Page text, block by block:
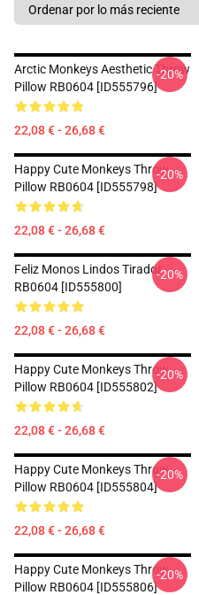
Arctic Monkeys Aesthetic Throw
Pillow RB0604 [ID555796]
22,08 € - 26,68 €
-20%
Happy Cute Monkeys Throw
Pillow RB0604 [ID555798]
22,08 € - 26,68 €
-20%
Feliz Monos Lindos Tirador
RB0604 [ID555800]
22,08 € - 26,68 €
-20%
Happy Cute Monkeys Throw
Pillow RB0604 [ID555802]
22,08 € - 26,68 €
-20%
Happy Cute Monkeys Throw
Pillow RB0604 [ID555804]
22,08 € - 26,68 €
-20%
Happy Cute Monkeys Throw
Pillow RB0604 [ID555806]
-20%